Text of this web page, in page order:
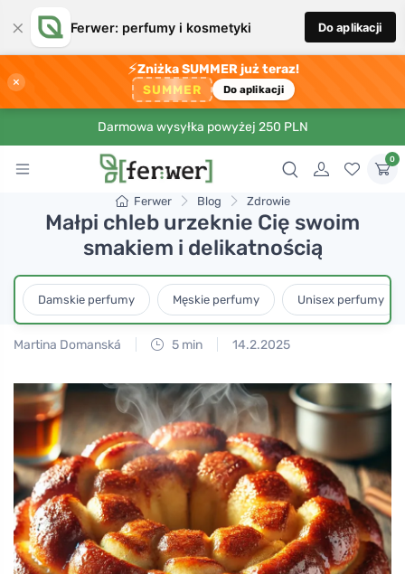
× Ferwer: perfumy i kosmetyki Do aplikacji
×
⚡Zniżka SUMMER już teraz!
SUMMER Do aplikacji
Darmowa wysyłka powyżej 250 PLN
0
Ferwer Blog Zdrowie
Małpi chleb urzeknie Cię swoim
smakiem i delikatnością
Damskie perfumy Męskie perfumy Unisex perfumy
Martina Domanská 5 min 14.2.2025